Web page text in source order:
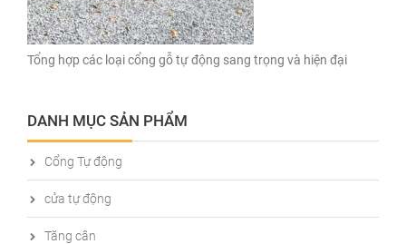
Tổng hợp các loại cổng gỗ tự động sang trọng và hiện đại
DANH MỤC SẢN PHẨM
Cổng Tự động
cửa tự động
Tăng cân